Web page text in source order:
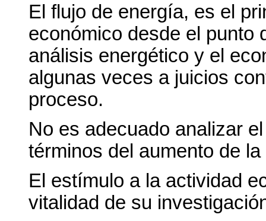
El flujo de energía, es el
económico desde el punto
análisis energético y el
algunas veces a juicios
proceso.
No es adecuado analizar
términos del aumento de
El estímulo a la actividad
vitalidad de su